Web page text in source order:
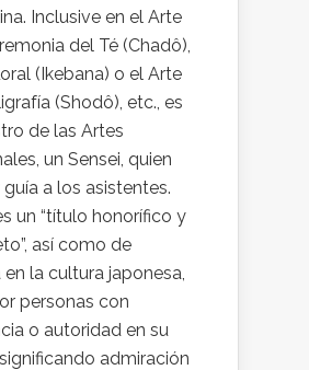
Inclusive en el Arte
del Té (Chadô),
(Ikebana) o el Arte
(Shodô), etc., es
de las Artes
un Sensei, quien
a los asistentes.
un “título honorífico y
así como de
en la cultura japonesa,
personas con
o autoridad en su
admiración